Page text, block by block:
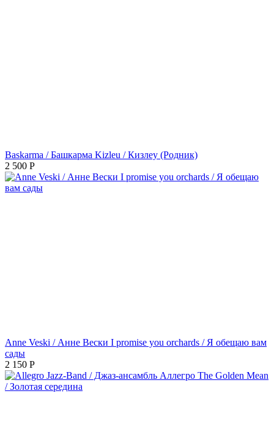
Baskarma / Башкарма Kizleu / Кизлеу (Родник)
2 500 Р
Anne Veski / Анне Вески I promise you orchards / Я обещаю вам
сады
2 150 Р